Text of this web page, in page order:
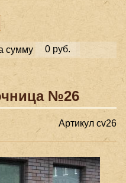
сумму 0 руб.
№26
Артикул cv26